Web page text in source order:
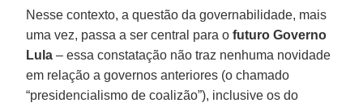
Nesse contexto, a questão da governabilidade, mais
uma vez, passa a ser central para o futuro Governo
Lula – essa constatação não traz nenhuma novidade
em relação a governos anteriores (o chamado
“presidencialismo de coalizão”), inclusive os do